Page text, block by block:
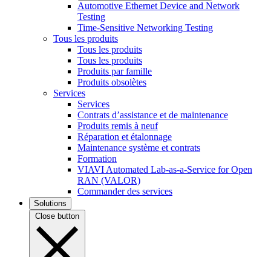
Automotive Ethernet Device and Network
Testing
Time-Sensitive Networking Testing
Tous les produits
Tous les produits
Tous les produits
Produits par famille
Produits obsolètes
Services
Services
Contrats d’assistance et de maintenance
Produits remis à neuf
Réparation et étalonnage
Maintenance système et contrats
Formation
VIAVI Automated Lab-as-a-Service for Open
RAN (VALOR)
Commander des services
Solutions
Close button